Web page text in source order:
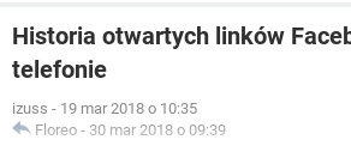
Historia otwartych linków
telefonie
izuss - 19 mar 2018 o 10:35
Floreo - 30 mar 2018 o 09:39